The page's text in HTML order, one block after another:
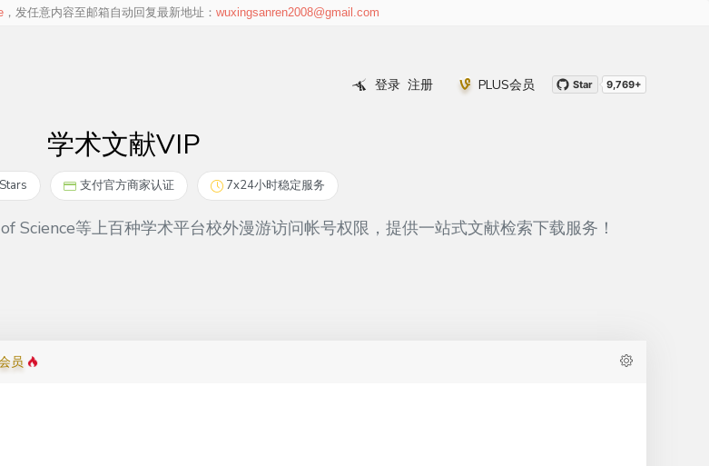
道收录 (Yahoo News
迈克菲安全认证 (McAfee Secure
亚洲最佳创新产品2026入选 (Best Startup Asia Featured
wuxingsanren2008@gmail.com
登录 注册 PLUS会员 Star 9,769+
学术文献VIP
支付官方商家认证 7x24小时稳定服务
Science等上百种学术平台校外漫游访问帐号权限，提供一站式文献检索下载服务！
员